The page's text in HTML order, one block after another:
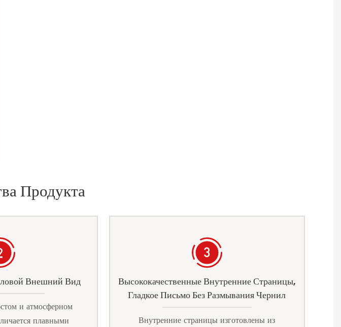
Продукта
Внешний Вид
и атмосферном
плавными
Высококачественные Внутренние Страницы,
Гладкое Письмо Без Размывания Чернил
Внутренние страницы изготовлены из